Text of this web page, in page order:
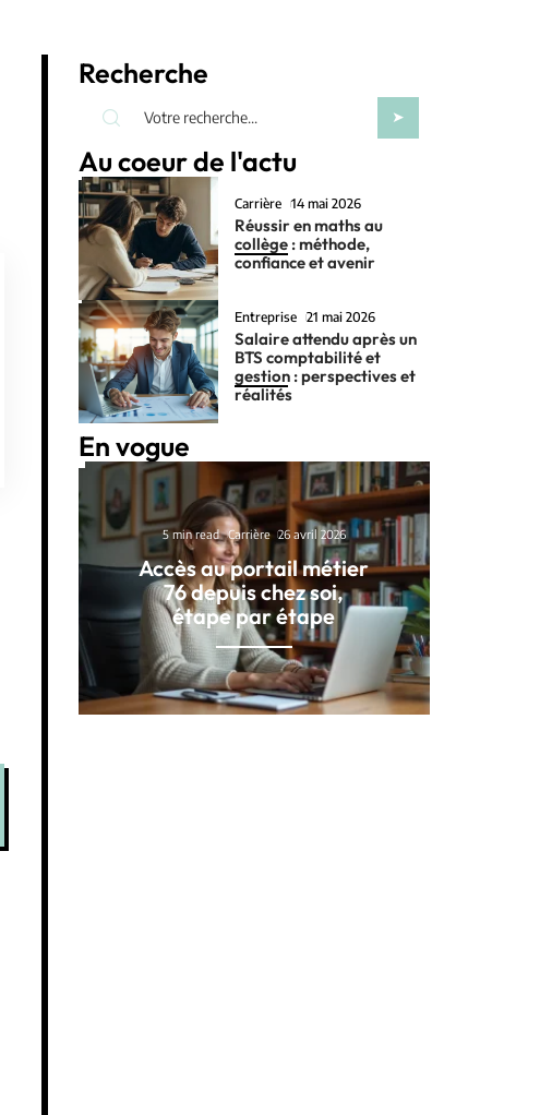
Recherche
Au coeur de l'actu
Carrière 14 mai 2026
Réussir en maths au
collège : méthode,
confiance et avenir
Entreprise 21 mai 2026
Salaire attendu après un
BTS comptabilité et
gestion : perspectives et
réalités
En vogue
5 min read Carrière 26 avril 2026
Accès au portail métier
76 depuis chez soi,
étape par étape